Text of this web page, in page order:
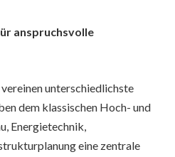
anspruchsvolle
unterschiedlichste
dem klassischen Hoch- und
Energietechnik,
eine zentrale